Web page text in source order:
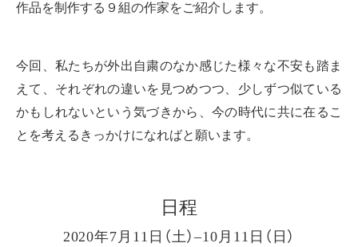
作品を制作する９組の作家をご紹介します。
今回、私たちが外出自粛のなか感じた様々な不安も踏ま
えて、それぞれの違いを見つめつつ、少しずつ似ている
かもしれないという気づきから、今の時代に共に在るこ
とを考えるきっかけになればと願います。
日程
2020年7月11日（土）–10月11日（日）